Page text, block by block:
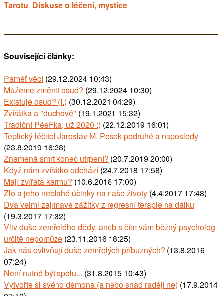
Tarotu Diskuse o léčení, mystice
Související články:
Paměť věcí(29.12.2024 10:43)
Můžeme změnit osud? (29.12.2024 10:30)
Existuje osud? (I.) (30.12.2021 04:29)
Zvířátka a "duchové" (19.1.2021 15:32)
Tradiční PéeFka, už 2020 :) (22.12.2019 16:01)
Teplický léčitel Jaroslav M. Pešek podruhé a naposledy
(23.8.2019 16:28)
Znamená smrt konec utrpení? (20.7.2019 20:00)
Když nám zvířátko odchází(24.7.2018 17:58)
Mají zvířata karmu? (10.6.2018 17:00)
Zlo a jeho neblahé účinky na naše životy (4.4.2017 17:48)
Dva velmi zajímavé zážitky z regresní terapie na dálku
(19.3.2017 17:32)
Vliv duše zemřelého dědy, aneb s čím vám běžný psycholog
určitě nepomůže (23.11.2016 18:25)
Jak nás ovlivňují duše zemřelých příbuzných? (13.8.2016
07:24)
Není nutné být spolu... (31.8.2015 10:43)
Vytvořte si svého démona (a nebo snad raději ne) (17.9.2014